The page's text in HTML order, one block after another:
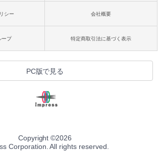
シー 会社概要
ープ 特定商取引法に基づく表示
PC版で見る
Copyright ©2026
Corporation. All rights reserved.